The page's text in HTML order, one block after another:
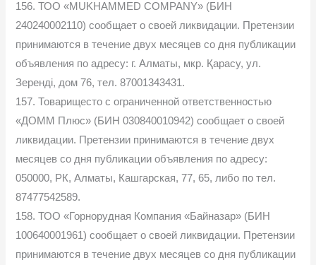
156. ТОО «MUKHAMMЕD COMPANY» (БИН
240240002110) сообщает о своей ликвидации. Претензии
принимаются в течение двух месяцев со дня публикации
объявления по адресу: г. Алматы, мкр. Қарасу, ул.
Зеренді, дом 76, тел. 87001343431.
157. Товарищесто с ограниченной ответственностью
«ДОММ Плюс» (БИН 030840010942) сообщает о своей
ликвидации. Претензии принимаются в течение двух
месяцев со дня публикации объявления по адресу:
050000, РК, Алматы, Кашгарская, 77, 65, либо по тел.
87477542589.
158. ТОО «Горнорудная Компания «Байназар» (БИН
100640001961) сообщает о своей ликвидации. Претензии
принимаются в течение двух месяцев со дня публикации